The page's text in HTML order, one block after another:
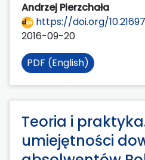
Andrzej Pierzchała
https://doi.org/
2016-09-20
PDF (English)
Teoria i
umiejętności